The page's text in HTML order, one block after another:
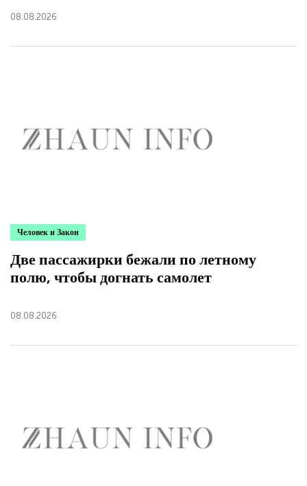
08.08.2026
Человек и Закон
Две пассажирки бежали по летному
полю, чтобы догнать самолет
08.08.2026